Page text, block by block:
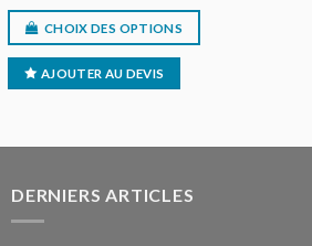
CHOIX DES OPTIONS
AJOUTER AU DEVIS
DERNIERS ARTICLES